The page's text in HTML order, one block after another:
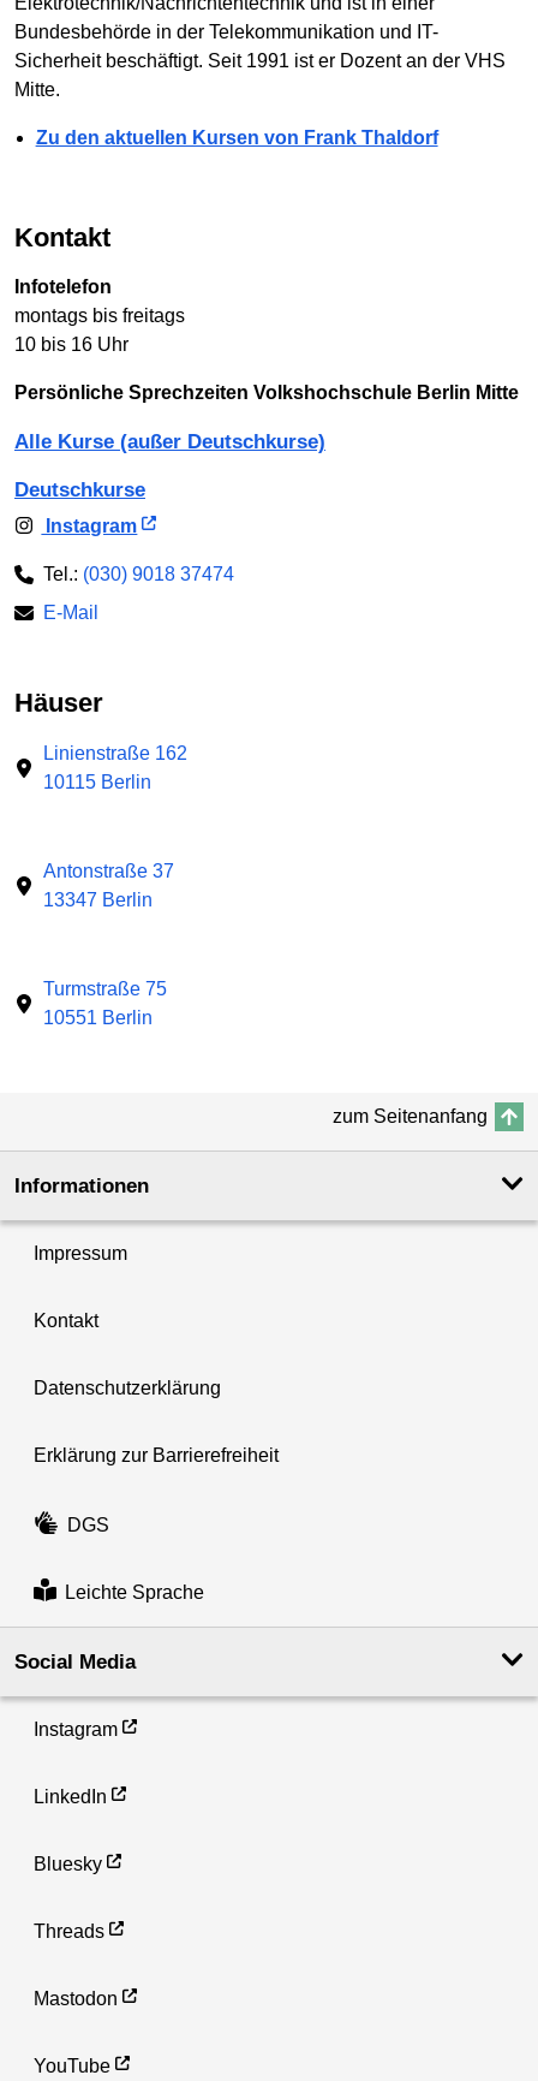
Bundesbehörde in der Telekommunikation und IT-
Sicherheit beschäftigt. Seit 1991 ist er Dozent an der VHS
Mitte.
Zu den aktuellen Kursen von Frank Thaldorf
Kontakt
Infotelefon
montags bis freitags
10 bis 16 Uhr
Persönliche Sprechzeiten Volkshochschule Berlin Mitte
Alle Kurse (außer Deutschkurse)
Deutschkurse
Instagram
Tel.: (030) 9018 37474
E-Mail
Häuser
Linienstraße 162
10115 Berlin
Antonstraße 37
13347 Berlin
Turmstraße 75
10551 Berlin
zum Seitenanfang
Informationen
Impressum
Kontakt
Datenschutzerklärung
Erklärung zur Barrierefreiheit
DGS
Leichte Sprache
Social Media
Instagram
LinkedIn
Bluesky
Threads
Mastodon
YouTube